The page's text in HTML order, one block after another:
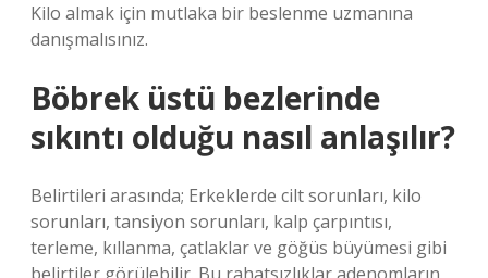
Kilo almak için mutlaka bir beslenme uzmanına
danışmalısınız.
Böbrek üstü bezlerinde
sıkıntı olduğu nasıl anlaşılır?
Belirtileri arasında; Erkeklerde cilt sorunları, kilo
sorunları, tansiyon sorunları, kalp çarpıntısı,
terleme, kıllanma, çatlaklar ve göğüs büyümesi gibi